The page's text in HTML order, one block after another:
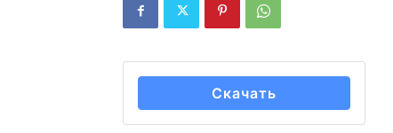
Скачать